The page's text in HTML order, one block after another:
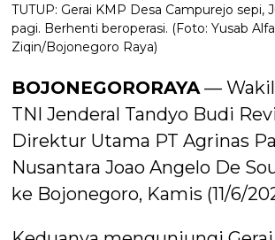
TUTUP: Gerai KMP Desa Campurejo sepi,
pagi. Berhenti beroperasi. (Foto: Yusab Alfa
Ziqin/Bojonegoro Raya)
BOJONEGORORAYA —
TNI Jenderal Tandyo Budi
Direktur Utama PT Agrinas
Nusantara Joao Angelo De
ke Bojonegoro, Kamis (11/6/